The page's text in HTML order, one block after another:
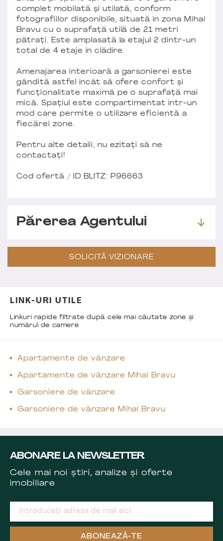
complet mobilată și utilată, conform
fotografiilor disponibile, situată în zona Mihai
Bravu cu o suprafață utilă de 21 metri
pătrați. Este amplasată la etajul 2 dintr-un
total de 4 etaje în clădire.
Amenajarea interioară a garsonierei este
gândită astfel încât să ofere confort și
funcționalitate maximă pe o suprafață mai
mică. Spațiul este compartimentat într-un
mod care permite o utilizare eficientă a
fiecărei zone.
Pentru alte detalii, nu ezitați să ne
contactați!
Cod ofertă / ID BLITZ: P96663
Părerea Agentului
SOLICITĂ VIZIONARE
LINK-URI UTILE
Linkuri rapide filtrate după cele mai căutate zone și
numărul de camere
Apartamente de vânzare
Apartamente de vânzare Mihai Bravu
Garsoniere de vânzare
Garsoniere de vânzare Mihai Bravu
ABONARE LA NEWSLETTER
Cele mai noi știri, analize și oferte
imobiliare
ABONEAZĂ-TE